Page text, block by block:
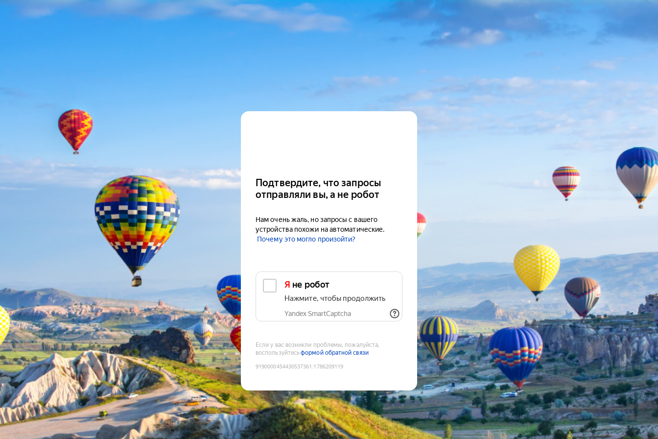
Подтвердите, что запросы
отправляли вы, а не робот
Нам очень жаль, но запросы с вашего
устройства похожи на автоматические.
Почему это могло произойти?
Я не робот
Нажмите, чтобы продолжить
Yandex SmartCaptcha
Если у вас возникли проблемы, пожалуйста,
воспользуйтесьформой обратной связи
9190000454430537361 :1786209119